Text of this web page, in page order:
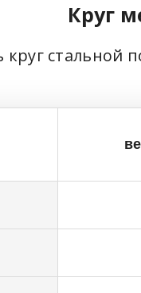
Круг
круг стальной